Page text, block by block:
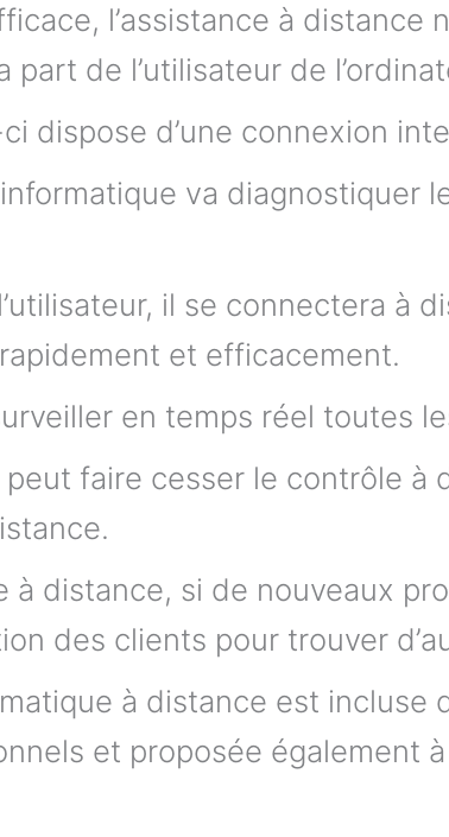
l’assistance à distance
part de l’utilisateur de
dispose d’une connexion
va diagnostiquer
il se connectera à
et efficacement.
en temps réel toutes
faire cesser le contrôle à
à distance, si de nouveaux
des clients pour trouver
à distance est incluse
et proposée également